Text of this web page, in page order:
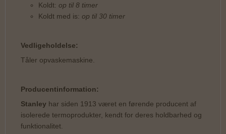
Koldt: op til 8 timer
Koldt med is: op til 30 timer
Vedligeholdelse:
Tåler opvaskemaskine.
Producentinformation:
Stanley har siden 1913 været en førende producent af
isolerede termoprodukter, kendt for deres holdbarhed og
funktionalitet.